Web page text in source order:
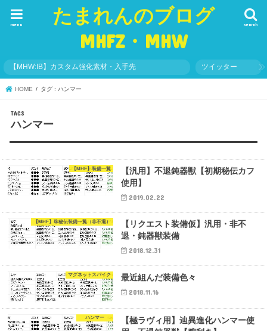
たまれんのブログ
MHFZ・MHW
search
menu
【MHW:IB】カスタム強化素材・入手先 ツイッター
HOME タグ : ハンマー
ハンマー
【MHF】装備一覧
【汎用】不退鈍器獣【初期秘伝カフ
使用】
2019.02.22
【MHF】珠秘伝装備一覧（非不退）
【リクエスト装備仮】汎用・非不
退・鈍器獣装備
2018.12.31
マグネットスパイク 最近組んだ装備色々
2018.11.16
ハンマー
【極ラヴィ用】辿異進化ハンマー使